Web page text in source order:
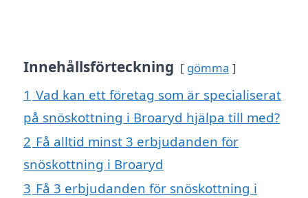
Innehållsförteckning gömma
1 Vad kan ett företag som är specialiserat
på snöskottning i Broaryd hjälpa till med?
2 Få alltid minst 3 erbjudanden för
snöskottning i Broaryd
3 Få 3 erbjudanden för snöskottning i